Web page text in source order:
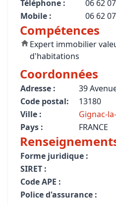
Téléphone :
06 62
Mobile :
06 62
Compétences
Expert immobilier
d'habitations
Coordonnées
Adresse :
39
Code postal:
13180
Ville :
Gignac-
Pays :
FRANCE
Forme juridique :
SIRET :
Code APE :
Police d'assurance :